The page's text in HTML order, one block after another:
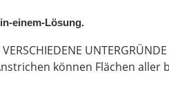
einem-Lösung.
VERSCHIEDENE
können Flächen